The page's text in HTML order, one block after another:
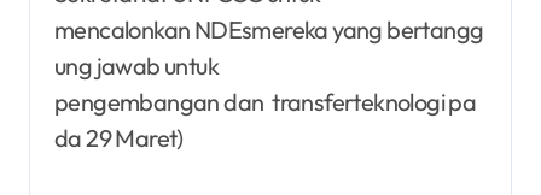
mencalonkan NDEsmereka yang bertangg
ung jawab untuk
pengembangan dan transferteknologi pa
da 29 Maret)